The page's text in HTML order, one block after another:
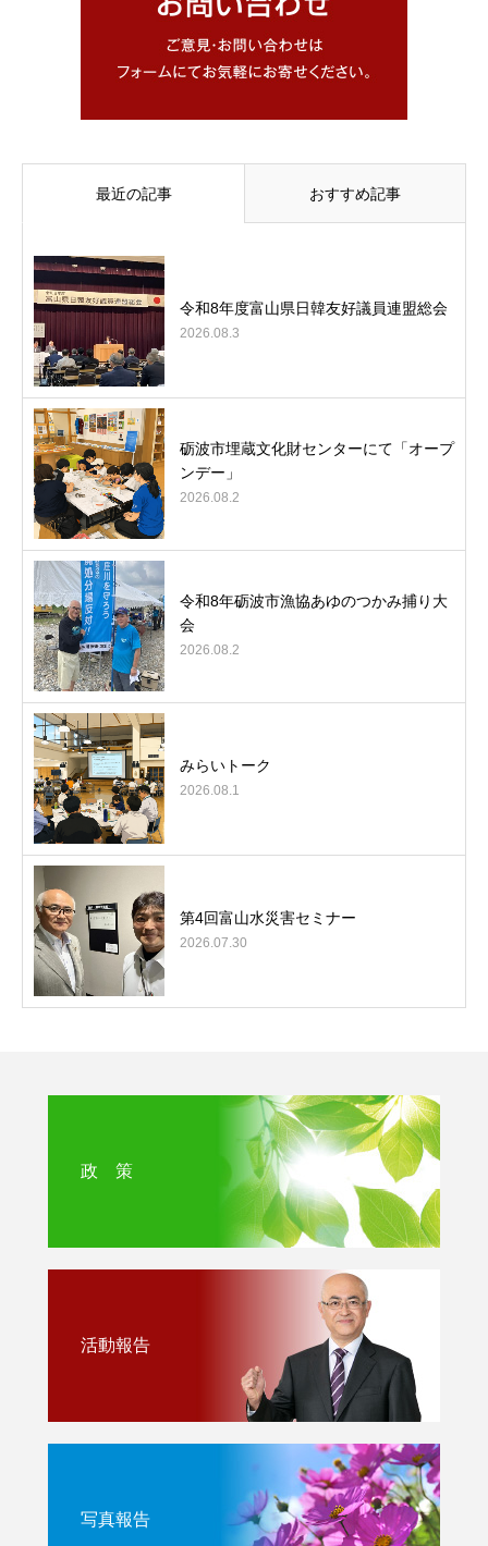
最近の記事 おすすめ記事
令和8年度富山県日韓友好議員連盟総会
2026.08.3
砺波市埋蔵文化財センターにて「オープ
ンデー」
2026.08.2
令和8年砺波市漁協あゆのつかみ捕り大
会
2026.08.2
みらいトーク
2026.08.1
第4回富山水災害セミナー
2026.07.30
政 策
活動報告
写真報告